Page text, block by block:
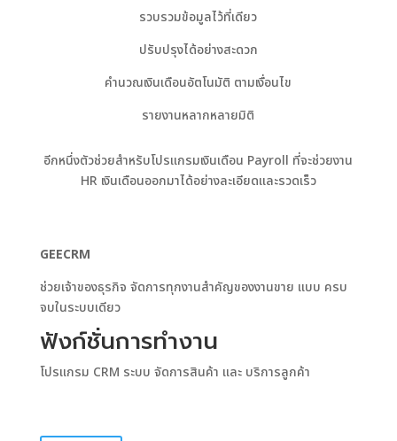
รวบรวมข้อมูลไว้ที่เดียว
ปรับปรุงได้อย่างสะดวก
คำนวณเงินเดือนอัตโนมัติ ตามเงื่อนไข
รายงานหลากหลายมิติ
อีกหนึ่งตัวช่วยสำหรับโปรแกรมเงินเดือน Payroll ที่จะช่วยงาน
HR เงินเดือนออกมาได้อย่างละเอียดและรวดเร็ว
GEECRM
ช่วยเจ้าของธุรกิจ จัดการทุกงานสำคัญของงานขาย แบบ ครบ
จบในระบบเดียว
ฟังก์ชั่นการทำงาน
โปรแกรม CRM ระบบ จัดการสินค้า และ บริการลูกค้า